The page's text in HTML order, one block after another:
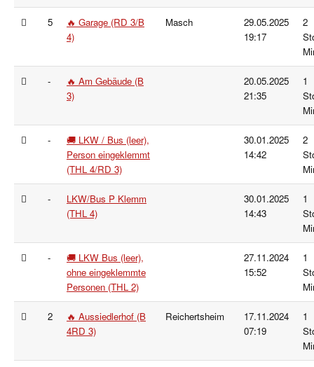
5
🔥 Garage (RD 3/B
4)
Masch
29.05.2025
19:17
2
-
🔥 Am Gebäude (B
3)
20.05.2025
21:35
1
-
🚚 LKW / Bus (leer),
Person eingeklemmt
(THL 4/RD 3)
30.01.2025
14:42
2
-
LKW/Bus P Klemm
(THL 4)
30.01.2025
14:43
1
-
🚚 LKW Bus (leer),
ohne eingeklemmte
Personen (THL 2)
27.11.2024
15:52
1
2
🔥 Aussiedlerhof (B
4RD 3)
Reichertsheim
17.11.2024
07:19
1